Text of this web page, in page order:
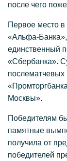
после чего
Первое место в
«Альфа-Банка»,
единственный
«Сбербанка».
послематчевых
Москвы».
Победителям
памятные
получила от
победителей